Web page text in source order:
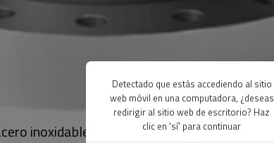
inoxidable Venta al por mayor de China
Detectado que estás accediendo al sitio
web móvil en una computadora, ¿deseas
redirigir al sitio web de escritorio? Haz
clic en 'sí' para continuar